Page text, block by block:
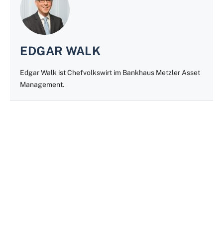
EDGAR WALK
Edgar Walk ist Chefvolkswirt im Bankhaus Metzler Asset
Management.